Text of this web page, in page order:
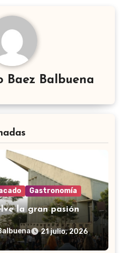
Baez Balbuena
Gastronomía
la gran pasión
21 julio, 2026